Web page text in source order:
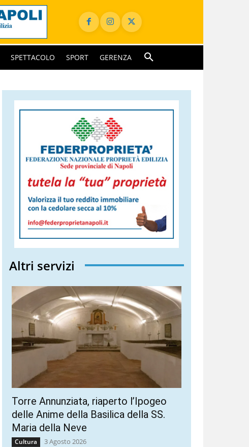
SPETTACOLO SPORT GERENZA
Altri servizi
Torre Annunziata, riaperto l’Ipogeo
delle Anime della Basilica della SS.
Maria della Neve
Cultura 3 Agosto 2026